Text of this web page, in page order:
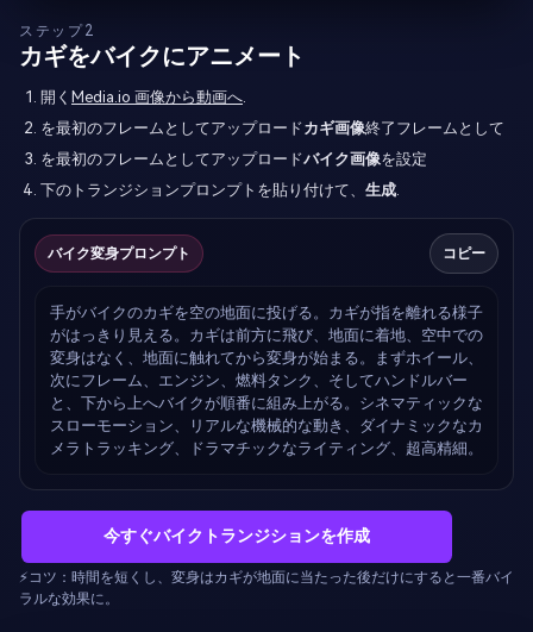
ステップ2
カギをバイクにアニメート
開く Media.io 画像から動画へ
を最初のフレームとしてアップロードカギ画像終了フレームとして
を最初のフレームとしてアップロードバイク画像を設定
下のトランジションプロンプトを貼り付けて、 生成
バイク変身プロンプト コピー
手がバイクのカギを空の地面に投げる。カギが指を離れる様子
がはっきり見える。カギは前方に飛び、地面に着地、空中での
変身はなく、地面に触れてから変身が始まる。まずホイール、
次にフレーム、エンジン、燃料タンク、そしてハンドルバー
と、下から上へバイクが順番に組み上がる。シネマティックな
スローモーション、リアルな機械的な動き、ダイナミックなカ
メラトラッキング、ドラマチックなライティング、超高精細。
今すぐバイクトランジションを作成
⚡コツ：時間を短くし、変身はカギが地面に当たった後だけにすると一番バイ
ラルな効果に。